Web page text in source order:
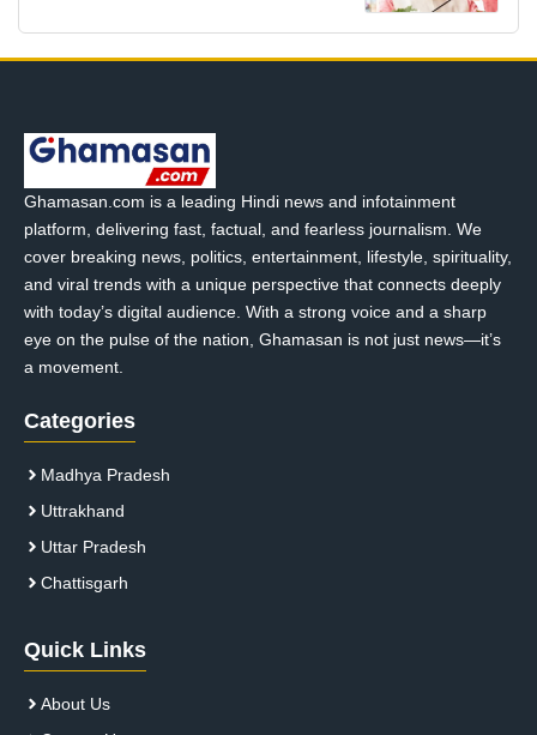
Ghamasan.com is a leading Hindi news and infotainment
platform, delivering fast, factual, and fearless journalism. We
cover breaking news, politics, entertainment, lifestyle, spirituality,
and viral trends with a unique perspective that connects deeply
with today’s digital audience. With a strong voice and a sharp
eye on the pulse of the nation, Ghamasan is not just news—it’s
a movement.
Categories
Madhya Pradesh
Uttrakhand
Uttar Pradesh
Chattisgarh
Quick Links
About Us